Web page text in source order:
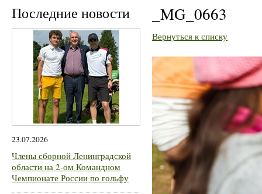
Последние новости
23.07.2026
Члены сборной Ленинградской
области на 2-ом Командном
Чемпионате России по гольфу
_MG_0663
Вернуться к списку